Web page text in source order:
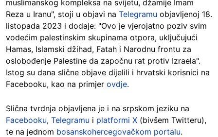
muslimanskog kompleksa na svijetu, džamije Imam
Reza u Iranu", stoji u objavi na Telegramu objavljenoj 18.
listopada 2023 i dodaje: "Ovo je vjerojatno poziv svim
vodećim palestinskim skupinama otpora, uključujući
Hamas, Islamski džihad, Fatah i Narodnu frontu za
oslobođenje Palestine da započnu rat protiv Izraela".
Istog su dana slične objave dijelili i hrvatski korisnici na
Facebooku, kao na primjer ovdje.
Slična tvrdnja objavljena je i na srpskom jeziku na
Facebooku, Telegramu i platformi X (bivšem Twitteru),
te na jednom bosanskohercegovačkom portalu.